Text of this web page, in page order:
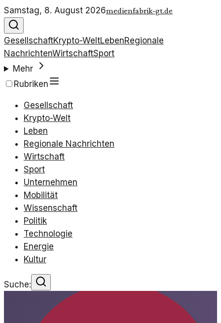
Samstag, 8. August 2026medienfabrik-gt.de
GesellschaftKrypto-WeltLebenRegionale
NachrichtenWirtschaftSport
Mehr
Rubriken
Gesellschaft
Krypto-Welt
Leben
Regionale Nachrichten
Wirtschaft
Sport
Unternehmen
Mobilität
Wissenschaft
Politik
Technologie
Energie
Kultur
Suche: